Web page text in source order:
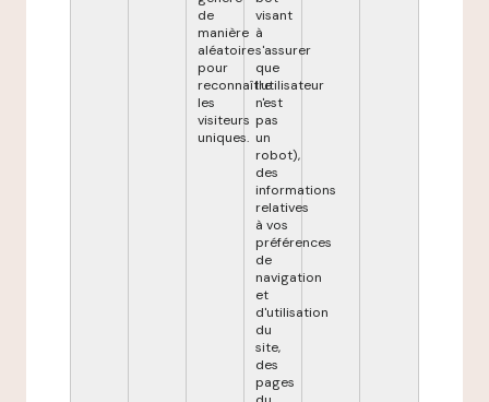
de
manière
aléatoire
pour
reconnaître
les
visiteurs
uniques.
visant
à
s'assurer
que
l'utilisateur
n'est
pas
un
robot),
des
informations
relatives
à vos
préférences
de
navigation
et
d'utilisation
du
site,
des
pages